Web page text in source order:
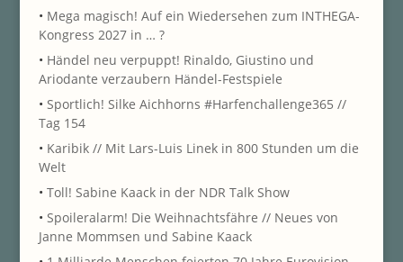
• Mega magisch! Auf ein Wiedersehen zum INTHEGA-
Kongress 2027 in … ?
• Händel neu verpuppt! Rinaldo, Giustino und
Ariodante verzaubern Händel-Festspiele
• Sportlich! Silke Aichhorns #Harfenchallenge365 //
Tag 154
• Karibik // Mit Lars-Luis Linek in 800 Stunden um die
Welt
• Toll! Sabine Kaack in der NDR Talk Show
• Spoileralarm! Die Weihnachtsfähre // Neues von
Janne Mommsen und Sabine Kaack